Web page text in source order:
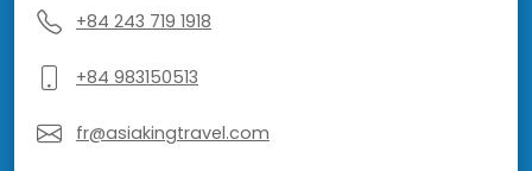
+84 243 719 1918
+84 983150513
fr@asiakingtravel.com